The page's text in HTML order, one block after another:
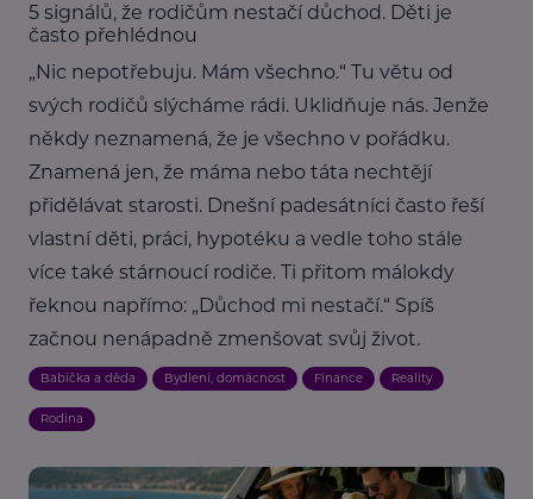
5 signálů, že rodičům nestačí důchod. Děti je
často přehlédnou
„Nic nepotřebuju. Mám všechno.“ Tu větu od
svých rodičů slýcháme rádi. Uklidňuje nás. Jenže
někdy neznamená, že je všechno v pořádku.
Znamená jen, že máma nebo táta nechtějí
přidělávat starosti. Dnešní padesátníci často řeší
vlastní děti, práci, hypotéku a vedle toho stále
více také stárnoucí rodiče. Ti přitom málokdy
řeknou napřímo: „Důchod mi nestačí.“ Spíš
začnou nenápadně zmenšovat svůj život.
Babička a děda Bydlení, domácnost Finance Reality
Rodina